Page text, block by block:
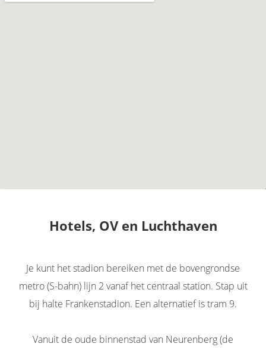
Hotels, OV en Luchthaven
Je kunt het stadion bereiken met de bovengrondse
metro (S-bahn) lijn 2 vanaf het centraal station. Stap uit
bij halte Frankenstadion. Een alternatief is tram 9.
Vanuit de oude binnenstad van Neurenberg (de